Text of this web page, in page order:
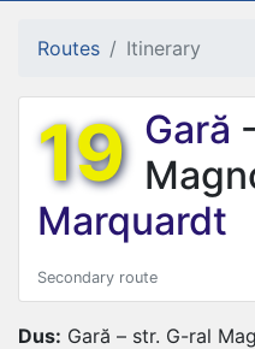
Routes Itinerary
19 Gară
Marquardt
Secondary route
Dus: Gară – str. G-ral